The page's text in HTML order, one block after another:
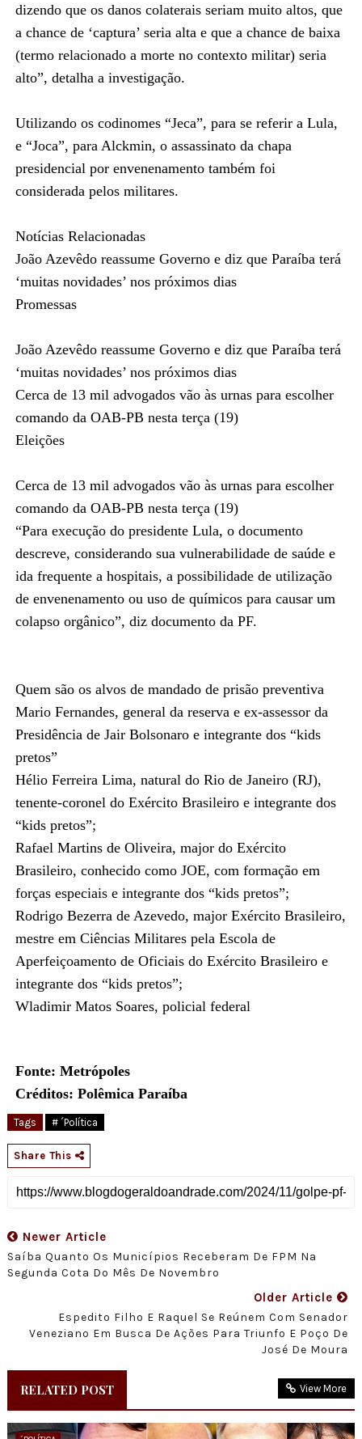
dizendo que os danos colaterais seriam muito altos, que
a chance de ‘captura’ seria alta e que a chance de baixa
(termo relacionado a morte no contexto militar) seria
alto”, detalha a investigação.
Utilizando os codinomes “Jeca”, para se referir a Lula,
e “Joca”, para Alckmin, o assassinato da chapa
presidencial por envenenamento também foi
considerada pelos militares.
Notícias Relacionadas
João Azevêdo reassume Governo e diz que Paraíba terá
‘muitas novidades’ nos próximos dias
Promessas
João Azevêdo reassume Governo e diz que Paraíba terá
‘muitas novidades’ nos próximos dias
Cerca de 13 mil advogados vão às urnas para escolher
comando da OAB-PB nesta terça (19)
Eleições
Cerca de 13 mil advogados vão às urnas para escolher
comando da OAB-PB nesta terça (19)
“Para execução do presidente Lula, o documento
descreve, considerando sua vulnerabilidade de saúde e
ida frequente a hospitais, a possibilidade de utilização
de envenenamento ou uso de químicos para causar um
colapso orgânico”, diz documento da PF.
Quem são os alvos de mandado de prisão preventiva
Mario Fernandes, general da reserva e ex-assessor da
Presidência de Jair Bolsonaro e integrante dos “kids
pretos”
Hélio Ferreira Lima, natural do Rio de Janeiro (RJ),
tenente-coronel do Exército Brasileiro e integrante dos
“kids pretos”;
Rafael Martins de Oliveira, major do Exército
Brasileiro, conhecido como JOE, com formação em
forças especiais e integrante dos “kids pretos”;
Rodrigo Bezerra de Azevedo, major Exército Brasileiro,
mestre em Ciências Militares pela Escola de
Aperfeiçoamento de Oficiais do Exército Brasileiro e
integrante dos “kids pretos”;
Wladimir Matos Soares, policial federal
Fonte: Metrópoles
Créditos: Polêmica Paraíba
Tags # ´Política
Share This
Newer Article
Saíba Quanto Os Municípios Receberam De FPM Na
Segunda Cota Do Mês De Novembro
Older Article
Espedito Filho E Raquel Se Reúnem Com Senador
Veneziano Em Busca De Ações Para Triunfo E Poço De
José De Moura
RELATED POST View More